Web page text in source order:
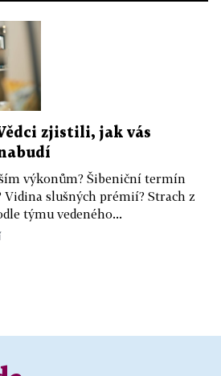
zjistili, jak vás
výkonům? Šibeniční termín
Vidina slušných prémií? Strach z
týmu vedeného...